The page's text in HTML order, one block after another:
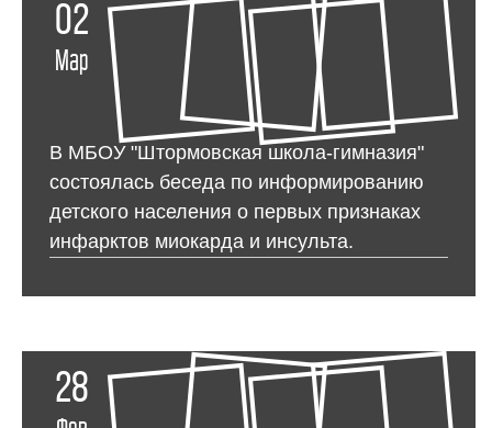
02
Мар
В МБОУ "Штормовская школа-гимназия"
состоялась беседа по информированию
детского населения о первых признаках
инфарктов миокарда и инсульта.
28